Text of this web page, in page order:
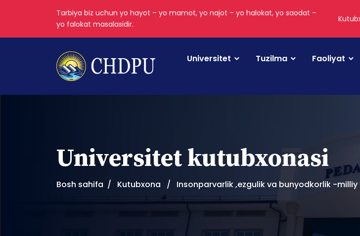
Tarbiya biz uchun yo hayot – yo mamot, yo najot – yo halokat, yo saodat –
yo falokat masalasidir.
Universitet Tuzilma Faoliyat
Universitet kutubxonasi
Bosh sahifa Kutubxona Insonparvarlik ,ezgulik va bunyodkorlik -